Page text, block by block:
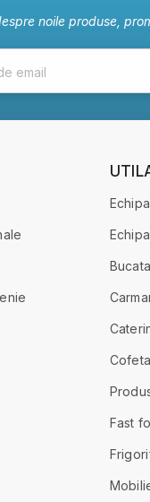
noile produse,
email
Fast